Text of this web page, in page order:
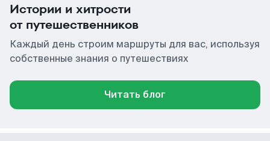
Истории и хитрости
от путешественников
Каждый день строим маршруты для вас, используя
собственные знания о путешествиях
Читать блог